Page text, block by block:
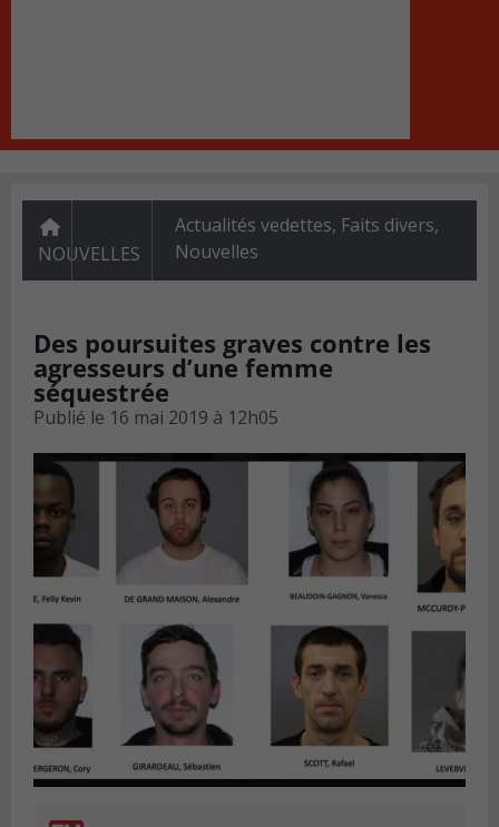
NOUVELLES
Actualités vedettes, Faits divers,
Nouvelles
Des poursuites graves contre les
agresseurs d’une femme
séquestrée
Publié le 16 mai 2019 à 12h05